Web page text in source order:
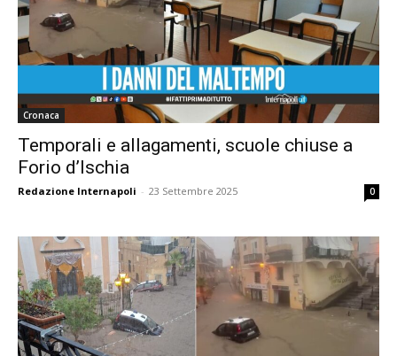
Cronaca
Temporali e allagamenti, scuole chiuse a
Forio d’Ischia
Redazione Internapoli - 23 Settembre 2025 0